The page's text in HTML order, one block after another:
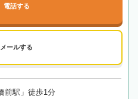
電話する
メールする
前駅」徒歩1分